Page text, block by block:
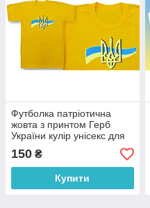
Футболка патріотична
жовта з принтом Герб
України кулір унісекс для
розмір 34–56 код 01.20.25
150 ₴
Купити